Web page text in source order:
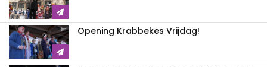
Opening Krabbekes Vrijdag!